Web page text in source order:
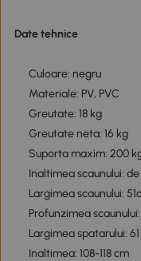
Date tehnice
Culoare: negru
Materiale: PV, PVC
Greutate: 18 kg
Greutate neta: 16 kg
Suporta maxim: 200
Inaltimea scaunului:
Largimea scaunului:
Profunzimea
Largimea spatarului:
Inaltimea: 108-118 cm